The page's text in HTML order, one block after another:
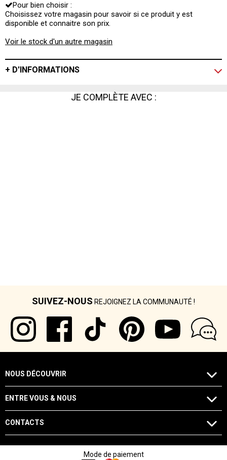
Pour bien choisir :
Choisissez votre magasin pour savoir si ce produit y est
disponible et connaitre son prix.
Voir le stock d'un autre magasin
+ D'INFORMATIONS
JE COMPLÈTE AVEC :
SUIVEZ-NOUS REJOIGNEZ LA COMMUNAUTÉ !
NOUS DÉCOUVRIR
ENTRE VOUS & NOUS
CONTACTS
Mode de paiement